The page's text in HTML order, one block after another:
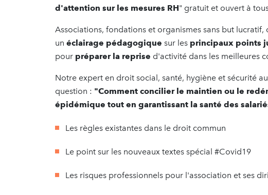
d'attention sur les mesures RH" gratuit et ouvert à
Associations, fondations et organismes sans but
un éclairage pédagogique sur les principaux points
pour préparer la reprise d'activité dans les meilleures
Notre expert en droit social, santé, hygiène et sécurité
question : "Comment concilier le maintien ou le
épidémique tout en garantissant la santé des
Les règles existantes dans le droit commun
Le point sur les nouveaux textes spécial #Covid19
Les risques professionnels pour l'association et ses